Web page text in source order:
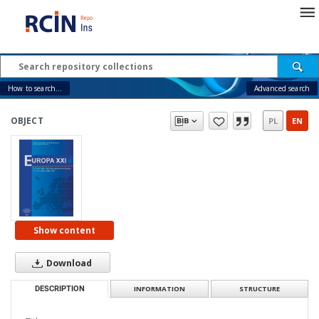
How to search... Advanced search
OBJECT PL EN
Show content
Download
DESCRIPTION INFORMATION STRUCTURE